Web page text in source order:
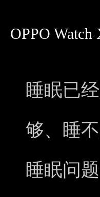
OPPO
睡眠已
够、睡
睡眠问